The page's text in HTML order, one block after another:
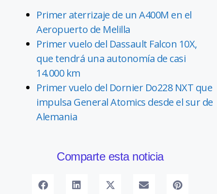
Primer aterrizaje de un A400M en el
Aeropuerto de Melilla
Primer vuelo del Dassault Falcon 10X,
que tendrá una autonomía de casi
14.000 km
Primer vuelo del Dornier Do228 NXT que
impulsa General Atomics desde el sur de
Alemania
Comparte esta noticia